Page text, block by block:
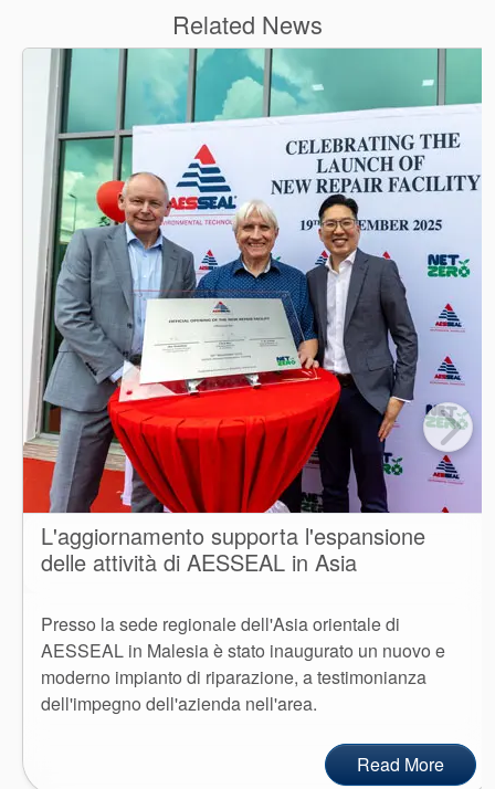
Related News
L'aggiornamento supporta l'espansione
delle attività di AESSEAL in Asia
Presso la sede regionale dell'Asia orientale di
AESSEAL in Malesia è stato inaugurato un nuovo e
moderno impianto di riparazione, a testimonianza
dell'impegno dell'azienda nell'area.
Read More